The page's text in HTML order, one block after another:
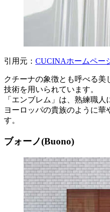
引用元： CUCINAホームペー
クチーナの象徴とも呼べる
技術を用いられています。
「エンブレム」は、熟練職人
ヨーロッパの貴族のように華
す。
ブォーノ(Buono)